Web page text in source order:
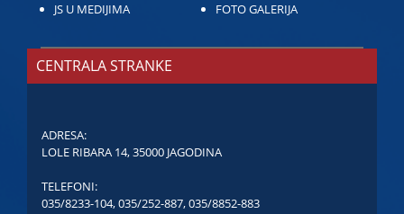
JS U MEDIJIMA
FOTO GALERIJA
CENTRALA STRANKE
ADRESA:
LOLE RIBARA 14, 35000 JAGODINA
TELEFONI:
035/8233-104,035/252-887,035/8852-883